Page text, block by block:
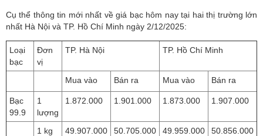
Cụ thể thông tin mới nhất về giá bạc hôm nay tại hai thị trường lớn
nhất Hà Nội và TP. Hồ Chí Minh ngày 2/12/2025:
Loại
bạc
Đơn
vị
TP. Hà Nội TP. Hồ Chí Minh
Mua vào Bán ra Mua vào Bán ra
Bạc
99.9
1
lượng
1.872.000 1.901.000 1.873.000 1.907.000
1 kg 49.907.000 50.705.000 49.959.000 50.856.000